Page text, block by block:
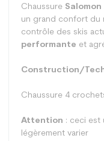
Chaussure
un grand confort du
contrôle des skis
performante et
Construction/
Chaussure 4
Attention : ceci est
légèrement varier